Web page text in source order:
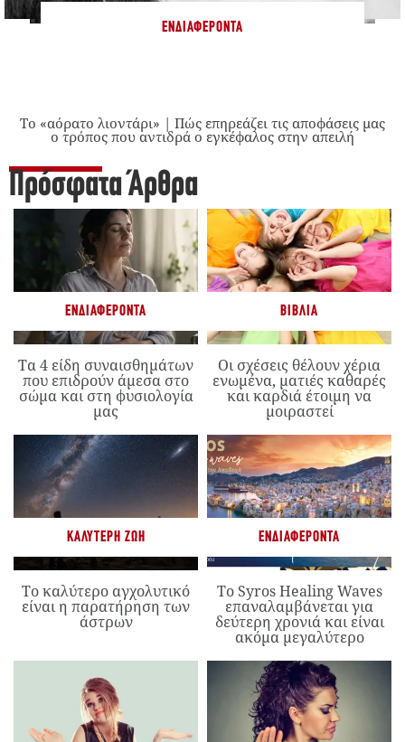
ΕΝΔΙΑΦΈΡΟΝΤΑ
Το «αόρατο λιοντάρι» | Πώς επηρεάζει τις αποφάσεις μας
ο τρόπος που αντιδρά ο εγκέφαλος στην απειλή
Πρόσφατα Άρθρα
ΕΝΔΙΑΦΈΡΟΝΤΑ
Τα 4 είδη συναισθημάτων
που επιδρούν άμεσα στο
σώμα και στη φυσιολογία
μας
ΒΙΒΛΊΑ
Οι σχέσεις θέλουν χέρια
ενωμένα, ματιές καθαρές
και καρδιά έτοιμη να
μοιραστεί
ΚΑΛΎΤΕΡΗ ΖΩΉ
Το καλύτερο αγχολυτικό
είναι η παρατήρηση των
άστρων
ΕΝΔΙΑΦΈΡΟΝΤΑ
Το Syros Healing Waves
επαναλαμβάνεται για
δεύτερη χρονιά και είναι
ακόμα μεγαλύτερο